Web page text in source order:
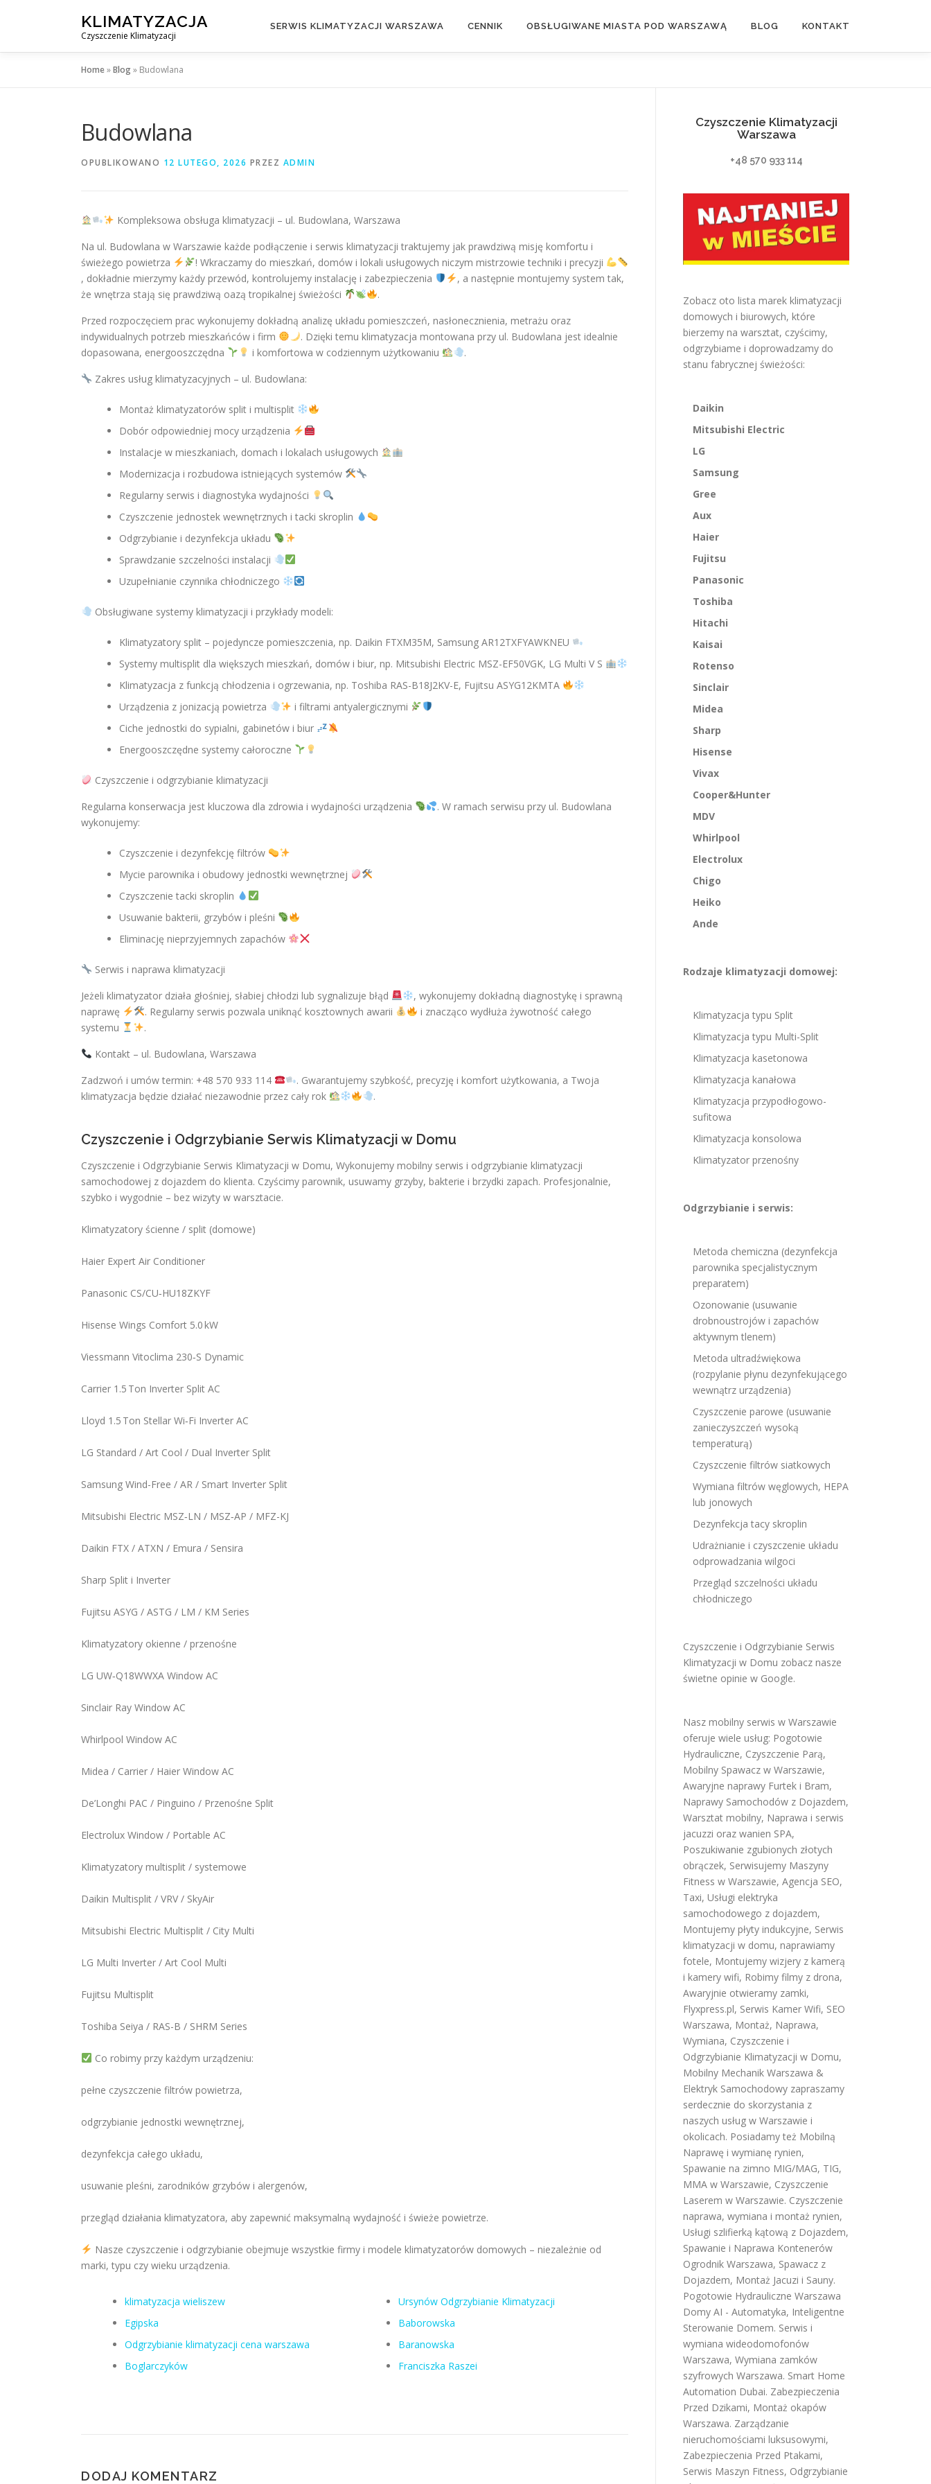
KLIMATYZACJA
Czyszczenie Klimatyzacji
SERWIS KLIMATYZACJI WARSZAWA CENNIK OBSŁUGIWANE MIASTA POD WARSZAWĄ BLOG KONTAKT
Home»Blog» Budowlana
Budowlana
OPUBLIKOWANO 12 LUTEGO, 2026 PRZEZ ADMIN
Kompleksowa obsługa klimatyzacji – ul. Budowlana, Warszawa
Na ul. Budowlana w Warszawie każde podłączenie i serwis klimatyzacji traktujemy jak prawdziwą misję komfortu i
świeżego powietrza
! Wkraczamy do mieszkań, domów i lokali usługowych niczym mistrzowie techniki i precyzji
, dokładnie mierzymy każdy przewód, kontrolujemy instalację i zabezpieczenia
, a następnie montujemy system tak,
że wnętrza stają się prawdziwą oazą tropikalnej świeżości
.
Przed rozpoczęciem prac wykonujemy dokładną analizę układu pomieszczeń, nasłonecznienia, metrażu oraz
indywidualnych potrzeb mieszkańców i firm
. Dzięki temu klimatyzacja montowana przy ul. Budowlana jest idealnie
dopasowana, energooszczędna
i komfortowa w codziennym użytkowaniu
.
Zakres usług klimatyzacyjnych – ul. Budowlana:
Montaż klimatyzatorów split i multisplit
Dobór odpowiedniej mocy urządzenia
Instalacje w mieszkaniach, domach i lokalach usługowych
Modernizacja i rozbudowa istniejących systemów
Regularny serwis i diagnostyka wydajności
Czyszczenie jednostek wewnętrznych i tacki skroplin
Odgrzybianie i dezynfekcja układu
Sprawdzanie szczelności instalacji
Uzupełnianie czynnika chłodniczego
Obsługiwane systemy klimatyzacji i przykłady modeli:
Klimatyzatory split – pojedyncze pomieszczenia, np. Daikin FTXM35M, Samsung AR12TXFYAWKNEU
Systemy multisplit dla większych mieszkań, domów i biur, np. Mitsubishi Electric MSZ-EF50VGK, LG Multi V S
Klimatyzacja z funkcją chłodzenia i ogrzewania, np. Toshiba RAS-B18J2KV-E, Fujitsu ASYG12KMTA
Urządzenia z jonizacją powietrza
i filtrami antyalergicznymi
Ciche jednostki do sypialni, gabinetów i biur
Energooszczędne systemy całoroczne
Czyszczenie i odgrzybianie klimatyzacji
Regularna konserwacja jest kluczowa dla zdrowia i wydajności urządzenia
. W ramach serwisu przy ul. Budowlana
wykonujemy:
Czyszczenie i dezynfekcję filtrów
Mycie parownika i obudowy jednostki wewnętrznej
Czyszczenie tacki skroplin
Usuwanie bakterii, grzybów i pleśni
Eliminację nieprzyjemnych zapachów
Serwis i naprawa klimatyzacji
Jeżeli klimatyzator działa głośniej, słabiej chłodzi lub sygnalizuje błąd
, wykonujemy dokładną diagnostykę i sprawną
naprawę
. Regularny serwis pozwala uniknąć kosztownych awarii
i znacząco wydłuża żywotność całego
systemu
.
Kontakt – ul. Budowlana, Warszawa
Zadzwoń i umów termin: +48 570 933 114
. Gwarantujemy szybkość, precyzję i komfort użytkowania, a Twoja
klimatyzacja będzie działać niezawodnie przez cały rok
.
Czyszczenie i Odgrzybianie Serwis Klimatyzacji w Domu
Czyszczenie i Odgrzybianie Serwis Klimatyzacji w Domu, Wykonujemy mobilny serwis i odgrzybianie klimatyzacji
samochodowej z dojazdem do klienta. Czyścimy parownik, usuwamy grzyby, bakterie i brzydki zapach. Profesjonalnie,
szybko i wygodnie – bez wizyty w warsztacie.
Klimatyzatory ścienne / split (domowe)
Haier Expert Air Conditioner
Panasonic CS/CU‑HU18ZKYF
Hisense Wings Comfort 5.0 kW
Viessmann Vitoclima 230‑S Dynamic
Carrier 1.5 Ton Inverter Split AC
Lloyd 1.5 Ton Stellar Wi‑Fi Inverter AC
LG Standard / Art Cool / Dual Inverter Split
Samsung Wind-Free / AR / Smart Inverter Split
Mitsubishi Electric MSZ‑LN / MSZ‑AP / MFZ-KJ
Daikin FTX / ATXN / Emura / Sensira
Sharp Split i Inverter
Fujitsu ASYG / ASTG / LM / KM Series
Klimatyzatory okienne / przenośne
LG UW‑Q18WWXA Window AC
Sinclair Ray Window AC
Whirlpool Window AC
Midea / Carrier / Haier Window AC
De’Longhi PAC / Pinguino / Przenośne Split
Electrolux Window / Portable AC
Klimatyzatory multisplit / systemowe
Daikin Multisplit / VRV / SkyAir
Mitsubishi Electric Multisplit / City Multi
LG Multi Inverter / Art Cool Multi
Fujitsu Multisplit
Toshiba Seiya / RAS-B / SHRM Series
Co robimy przy każdym urządzeniu:
pełne czyszczenie filtrów powietrza,
odgrzybianie jednostki wewnętrznej,
dezynfekcja całego układu,
usuwanie pleśni, zarodników grzybów i alergenów,
przegląd działania klimatyzatora, aby zapewnić maksymalną wydajność i świeże powietrze.
Nasze czyszczenie i odgrzybianie obejmuje wszystkie firmy i modele klimatyzatorów domowych – niezależnie od
marki, typu czy wieku urządzenia.
klimatyzacja wieliszew
Egipska
Odgrzybianie klimatyzacji cena warszawa
Boglarczyków
Ursynów Odgrzybianie Klimatyzacji
Baborowska
Baranowska
Franciszka Raszei
DODAJ KOMENTARZ
Czyszczenie Klimatyzacji
Warszawa
+48 570 933 114
Zobacz oto lista marek klimatyzacji
domowych i biurowych, które
bierzemy na warsztat, czyścimy,
odgrzybiame i doprowadzamy do
stanu fabrycznej świeżości:
Daikin
Mitsubishi Electric
LG
Samsung
Gree
Aux
Haier
Fujitsu
Panasonic
Toshiba
Hitachi
Kaisai
Rotenso
Sinclair
Midea
Sharp
Hisense
Vivax
Cooper&Hunter
MDV
Whirlpool
Electrolux
Chigo
Heiko
Ande
Rodzaje klimatyzacji domowej:
Klimatyzacja typu Split
Klimatyzacja typu Multi-Split
Klimatyzacja kasetonowa
Klimatyzacja kanałowa
Klimatyzacja przypodłogowo-
sufitowa
Klimatyzacja konsolowa
Klimatyzator przenośny
Odgrzybianie i serwis:
Metoda chemiczna (dezynfekcja
parownika specjalistycznym
preparatem)
Ozonowanie (usuwanie
drobnoustrojów i zapachów
aktywnym tlenem)
Metoda ultradźwiękowa
(rozpylanie płynu dezynfekującego
wewnątrz urządzenia)
Czyszczenie parowe (usuwanie
zanieczyszczeń wysoką
temperaturą)
Czyszczenie filtrów siatkowych
Wymiana filtrów węglowych, HEPA
lub jonowych
Dezynfekcja tacy skroplin
Udrażnianie i czyszczenie układu
odprowadzania wilgoci
Przegląd szczelności układu
chłodniczego
Czyszczenie i Odgrzybianie Serwis
Klimatyzacji w Domu zobacz nasze
świetne opinie w Google.
Nasz mobilny serwis w Warszawie
oferuje wiele usług: Pogotowie
Hydrauliczne, Czyszczenie Parą,
Mobilny Spawacz w Warszawie,
Awaryjne naprawy Furtek i Bram,
Naprawy Samochodów z Dojazdem,
Warsztat mobilny, Naprawa i serwis
jacuzzi oraz wanien SPA,
Poszukiwanie zgubionych złotych
obrączek, Serwisujemy Maszyny
Fitness w Warszawie, Agencja SEO,
Taxi, Usługi elektryka
samochodowego z dojazdem,
Montujemy płyty indukcyjne, Serwis
klimatyzacji w domu, naprawiamy
fotele, Montujemy wizjery z kamerą
i kamery wifi, Robimy filmy z drona,
Awaryjnie otwieramy zamki,
Flyxpress.pl, Serwis Kamer Wifi, SEO
Warszawa, Montaż, Naprawa,
Wymiana, Czyszczenie i
Odgrzybianie Klimatyzacji w Domu,
Mobilny Mechanik Warszawa &
Elektryk Samochodowy zapraszamy
serdecznie do skorzystania z
naszych usług w Warszawie i
okolicach. Posiadamy też Mobilną
Naprawę i wymianę rynien,
Spawanie na zimno MIG/MAG, TIG,
MMA w Warszawie, Czyszczenie
Laserem w Warszawie. Czyszczenie
naprawa, wymiana i montaż rynien,
Usługi szlifierką kątową z Dojazdem,
Spawanie i Naprawa Kontenerów
Ogrodnik Warszawa, Spawacz z
Dojazdem, Montaż Jacuzi i Sauny.
Pogotowie Hydrauliczne Warszawa
Domy AI - Automatyka, Inteligentne
Sterowanie Domem. Serwis i
wymiana wideodomofonów
Warszawa, Wymiana zamków
szyfrowych Warszawa. Smart Home
Automation Dubai. Zabezpieczenia
Przed Dzikami, Montaż okapów
Warszawa. Zarządzanie
nieruchomościami luksusowymi,
Zabezpieczenia Przed Ptakami,
Serwis Maszyn Fitness, Odgrzybianie